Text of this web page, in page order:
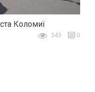
Коломиї
343 0